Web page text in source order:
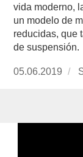
vida moderno,
un modelo de
reducidas, que
de suspensión.
Publicado
05.06.2019